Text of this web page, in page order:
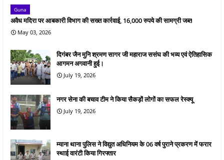
Guna
अवैध मदिरा पर आबकारी विभाग की सख्त कार्रवाई, 16,000 रुपये की सामग्री जब्त
May 03, 2026
दिगंबर जैन मुनि श्रमण सागर जी महाराज ससंघ की भव्य एवं ऐतिहासिक
आगमन अगवानी हुई।
July 19, 2026
नगर सेना की बचाव टीम ने किया सैकड़ों लोगों का सफल रेस्क्यू
July 19, 2026
म्याना थाना पुलिस ने विद्युत अधिनियम के 06 वर्ष पुराने प्रकरण में फरार
स्थाई वारंटी किया गिरफ्तार